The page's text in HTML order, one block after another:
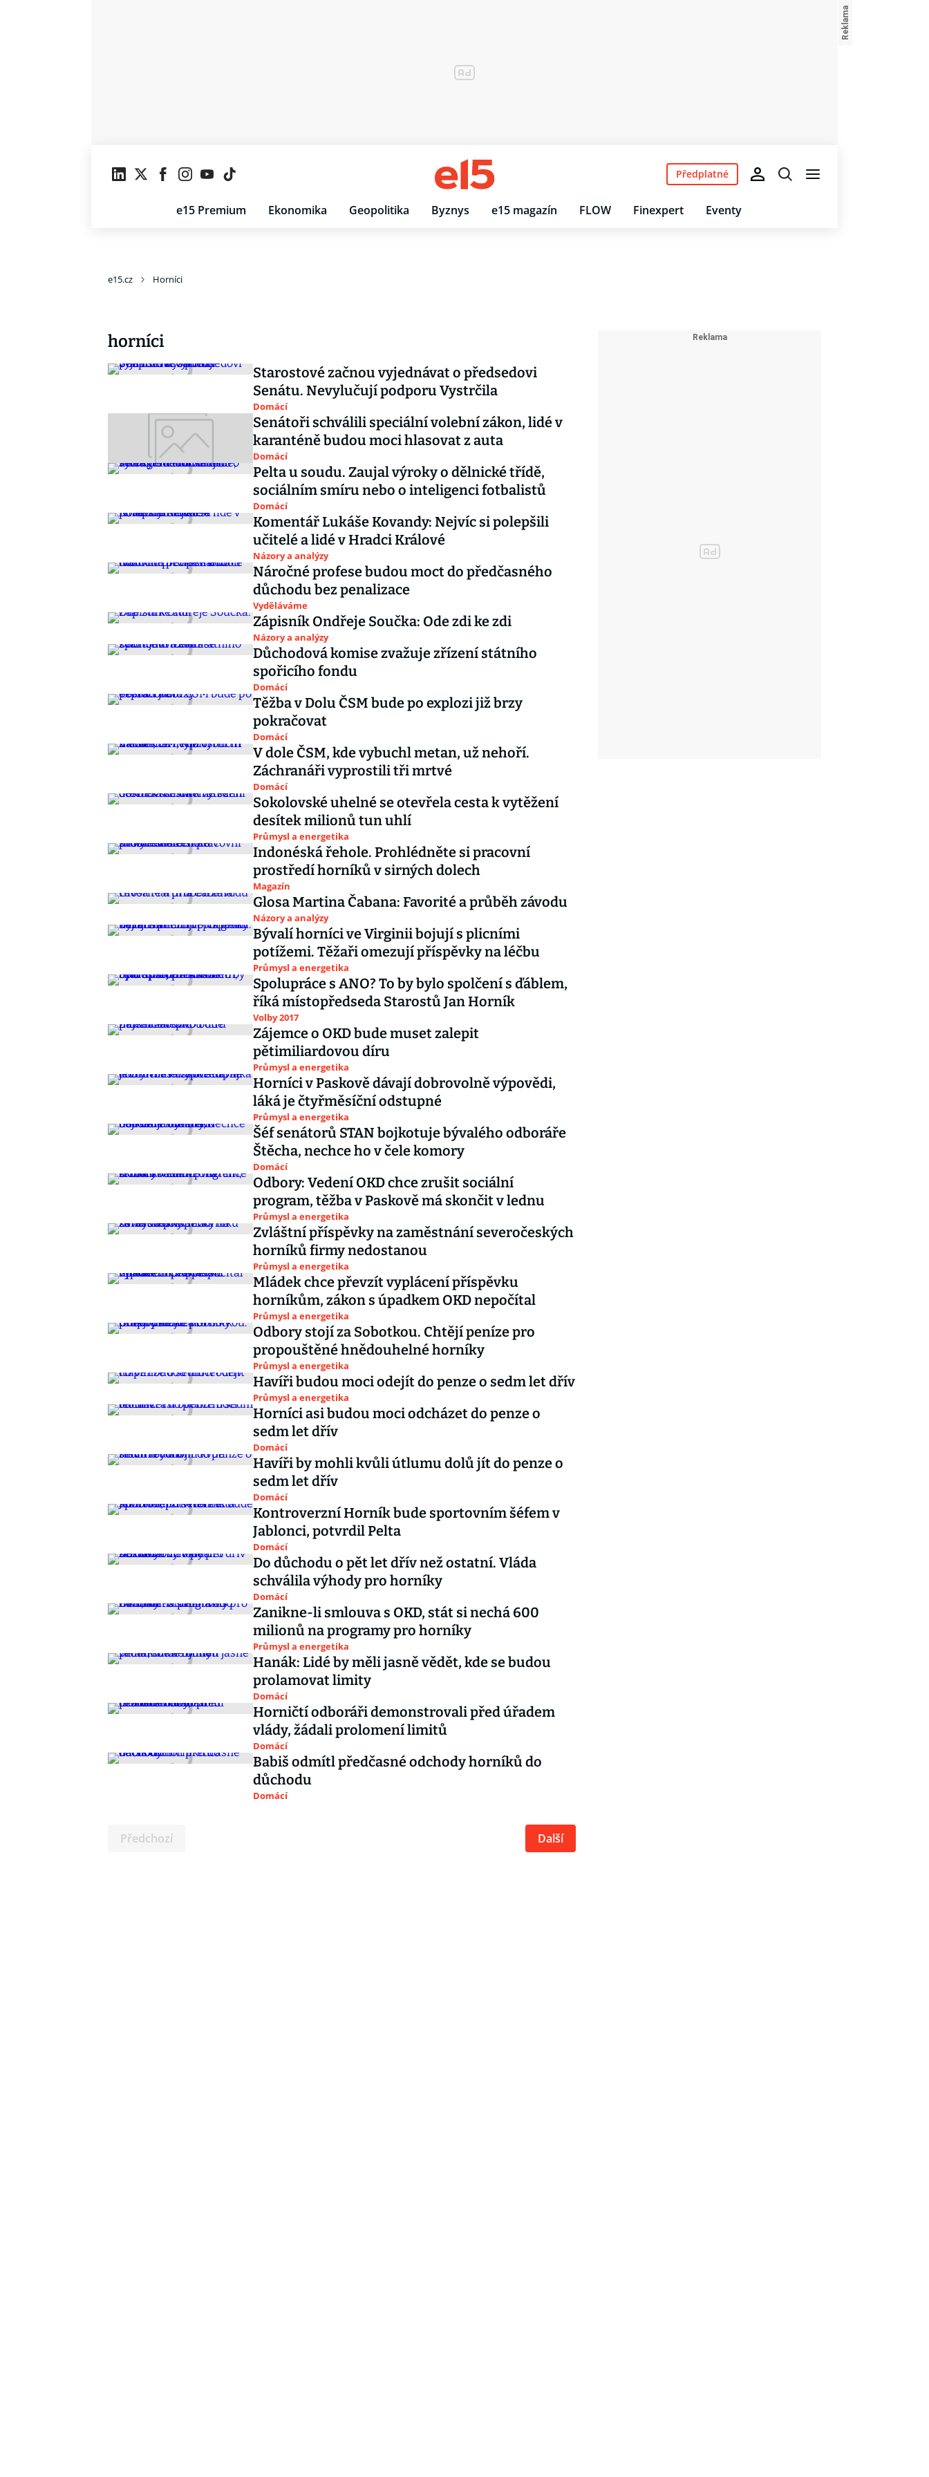
e15 Premium Ekonomika Geopolitika Byznys e15 magazín FLOW Finexpert Eventy
Předplatné
e15.cz Horníci
horníci
Starostové začnou vyjednávat o předsedovi
Senátu. Nevylučují podporu Vystrčila
Domácí
Senátoři schválili speciální volební zákon, lidé v
karanténě budou moci hlasovat z auta
Domácí
Pelta u soudu. Zaujal výroky o dělnické třídě,
sociálním smíru nebo o inteligenci fotbalistů
Domácí
Komentář Lukáše Kovandy: Nejvíc si polepšili
učitelé a lidé v Hradci Králové
Názory a analýzy
Náročné profese budou moct do předčasného
důchodu bez penalizace
Vyděláváme
Zápisník Ondřeje Součka: Ode zdi ke zdi
Názory a analýzy
Důchodová komise zvažuje zřízení státního
spořicího fondu
Domácí
Těžba v Dolu ČSM bude po explozi již brzy
pokračovat
Domácí
V dole ČSM, kde vybuchl metan, už nehoří.
Záchranáři vyprostili tři mrtvé
Domácí
Sokolovské uhelné se otevřela cesta k vytěžení
desítek milionů tun uhlí
Průmysl a energetika
Indonéská řehole. Prohlédněte si pracovní
prostředí horníků v sirných dolech
Magazín
Glosa Martina Čabana: Favorité a průběh závodu
Názory a analýzy
Bývalí horníci ve Virginii bojují s plicními
potížemi. Těžaři omezují příspěvky na léčbu
Průmysl a energetika
Spolupráce s ANO? To by bylo spolčení s ďáblem,
říká místopředseda Starostů Jan Horník
Volby 2017
Zájemce o OKD bude muset zalepit
pětimiliardovou díru
Průmysl a energetika
Horníci v Paskově dávají dobrovolně výpovědi,
láká je čtyřměsíční odstupné
Průmysl a energetika
Šéf senátorů STAN bojkotuje bývalého odboráře
Štěcha, nechce ho v čele komory
Domácí
Odbory: Vedení OKD chce zrušit sociální
program, těžba v Paskově má skončit v lednu
Průmysl a energetika
Zvláštní příspěvky na zaměstnání severočeských
horníků firmy nedostanou
Průmysl a energetika
Mládek chce převzít vyplácení příspěvku
horníkům, zákon s úpadkem OKD nepočítal
Průmysl a energetika
Odbory stojí za Sobotkou. Chtějí peníze pro
propouštěné hnědouhelné horníky
Průmysl a energetika
Havíři budou moci odejít do penze o sedm let dřív
Průmysl a energetika
Horníci asi budou moci odcházet do penze o
sedm let dřív
Domácí
Havíři by mohli kvůli útlumu dolů jít do penze o
sedm let dřív
Domácí
Kontroverzní Horník bude sportovním šéfem v
Jablonci, potvrdil Pelta
Domácí
Do důchodu o pět let dřív než ostatní. Vláda
schválila výhody pro horníky
Domácí
Zanikne-li smlouva s OKD, stát si nechá 600
milionů na programy pro horníky
Průmysl a energetika
Hanák: Lidé by měli jasně vědět, kde se budou
prolamovat limity
Domácí
Horničtí odboráři demonstrovali před úřadem
vlády, žádali prolomení limitů
Domácí
Babiš odmítl předčasné odchody horníků do
důchodu
Domácí
Předchozí Další